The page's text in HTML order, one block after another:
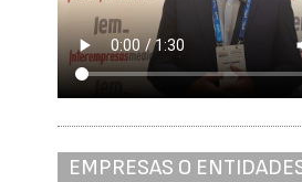
EMPRESAS O